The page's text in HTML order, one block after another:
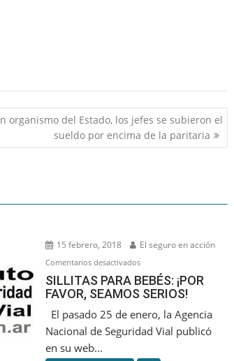
organismo del Estado, los jefes se subieron el
sueldo por encima de la paritaria
15 febrero, 2018 El seguro en acción
Comentarios desactivadosen
SILLITAS
PARA
BEBÉS:
¡POR
FAVOR,
SILLITAS PARA BEBÉS: ¡POR
FAVOR, SEAMOS SERIOS!
El pasado 25 de enero, la Agencia
Nacional de Seguridad Vial publicó
en su web...